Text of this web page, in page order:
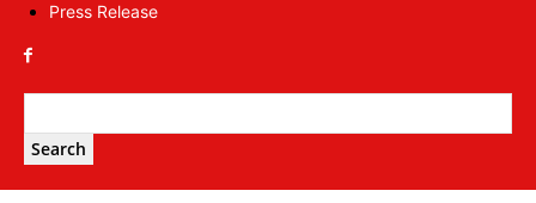
Press Release